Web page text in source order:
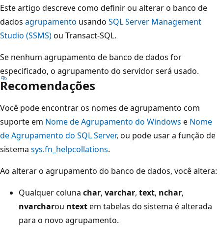
Este artigo descreve como definir ou alterar o banco de
dados agrupamento usando SQL Server Management
Studio (SSMS)ou Transact-SQL.
Se nenhum agrupamento de banco de dados for
especificado, o agrupamento do servidorserá usado.
Recomendações
Você pode encontrar os nomes de agrupamento com
suporte em Nome de Agrupamento do Windows e Nome
de Agrupamento do SQL Server, ou pode usar a função de
sistema sys.fn_helpcollations.
Ao alterar o agrupamento do banco de dados, você altera:
Qualquer coluna char, varchar, text, nchar,
nvarcharou ntextem tabelas do sistema é alterada
para o novo agrupamento.